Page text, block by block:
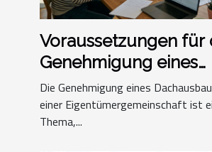
Voraussetzungen für
Genehmigung eines
Dachausbaus in einer
Die Genehmigung eines
einer Eigentümergemeinschaft ist
Thema,...